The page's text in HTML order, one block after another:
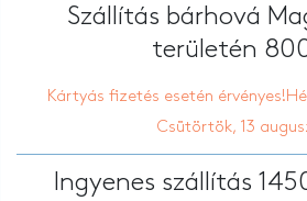
Szállítás bárhová
területén
Kártyás fizetés esetén
Csütörtök, 13
Ingyenes szállítás